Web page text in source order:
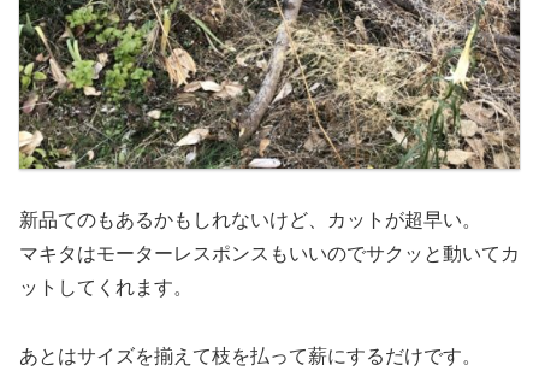
新品てのもあるかもしれないけど、カットが超早い。
マキタはモーターレスポンスもいいのでサクッと動いてカ
ットしてくれます。
あとはサイズを揃えて枝を払って薪にするだけです。